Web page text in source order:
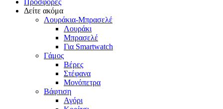
Προσφορές
Δείτε ακόμα
Λουράκια-Μπρασελέ
Λουράκι
Μπρασελέ
Για Smartwatch
Γάμος
Βέρες
Στέφανα
Μονόπετρα
Βάφτιση
Αγόρι